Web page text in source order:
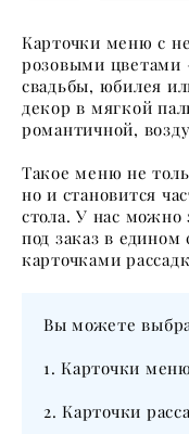
Карточки меню с
розовыми цветами
свадьбы, юбилея
декор в мягкой
романтичной,
Такое меню не
но и становится
стола. У нас можно
под заказ в
карточками
Вы можете
1. Карточки
2. Карточки